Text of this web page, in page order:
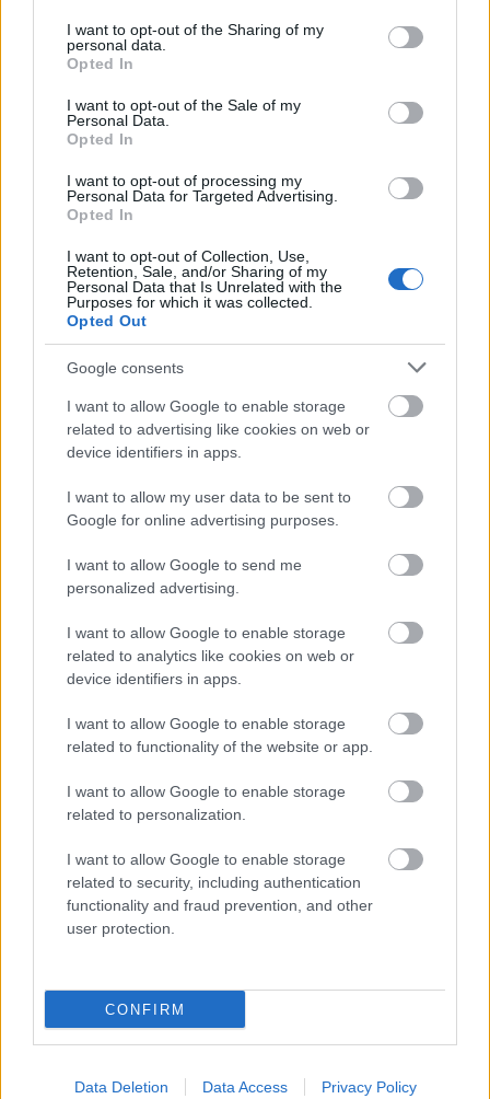
not limited to your visit or usage behaviour. You may click to
grant or deny consent to Google and its third-party tags to
use your data for below specified purposes in below Google
consent section.
I want to opt-out of the Sharing of my
personal data.
Opted In
I want to opt-out of the Sale of my
Personal Data.
Opted In
I want to opt-out of processing my
Personal Data for Targeted Advertising.
Opted In
I want to opt-out of Collection, Use,
Retention, Sale, and/or Sharing of my
Personal Data that Is Unrelated with the
Purposes for which it was collected.
Opted Out
Google consents
I want to allow Google to enable storage
related to advertising like cookies on web or
device identifiers in apps.
I want to allow my user data to be sent to
Google for online advertising purposes.
I want to allow Google to send me
personalized advertising.
I want to allow Google to enable storage
related to analytics like cookies on web or
device identifiers in apps.
I want to allow Google to enable storage
related to functionality of the website or app.
I want to allow Google to enable storage
related to personalization.
I want to allow Google to enable storage
related to security, including authentication
functionality and fraud prevention, and other
user protection.
CONFIRM
Data Deletion Data Access Privacy Policy
Orlando Bloom
Profimedia